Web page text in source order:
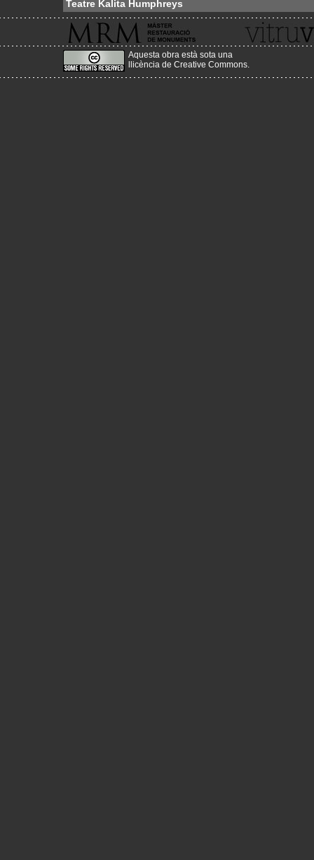
Teatre Kalita Humphreys
Aquesta obra està sota una
llicència de Creative Commons.